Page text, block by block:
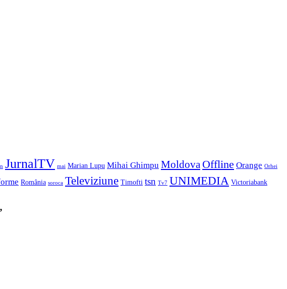
JurnalTV mai Marian Lupu Mihai Ghimpu Moldova Offline Orange Orhei
România soroca Televiziune Timofti tsn Tv7 UNIMEDIA Victoriabank